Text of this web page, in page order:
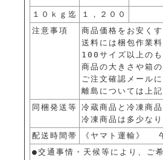
１０ｋｇ迄
１，２００
注意事項
商品価格をお安く
送料には梱包作業
100サイズ以上の
商品の大きさや箱
ご注文確認メール
離島については上
同梱発送等 冷蔵商品と冷凍商
冷凍商品は多少な
配送時間帯
《ヤマト運輸》
●交通事情・天候等により、ご